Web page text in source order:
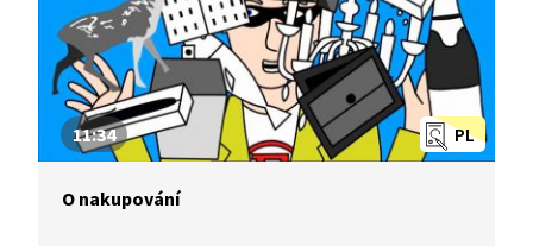
PL
11:34
O nakupování